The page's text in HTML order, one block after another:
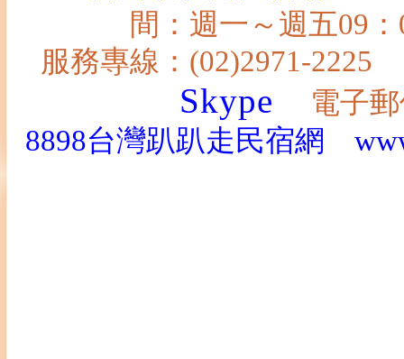
間：週一～週五09
服務專線：(02)2971-
Skype 電子郵
8898台灣趴趴走民宿網